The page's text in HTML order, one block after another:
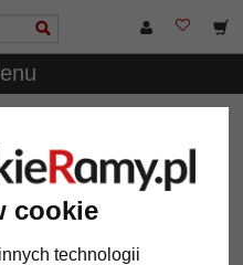
cookie
technologii
wymiar High Barnet
wymiar High